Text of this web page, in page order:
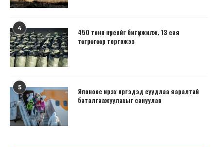
4
450 тонн нүүрсийг битүүмжилж, 13 сая
төгрөгөөр торгожээ
5
Японоос ирэх иргэдэд суудлаа яаралтай
баталгаажуулахыг сануулав